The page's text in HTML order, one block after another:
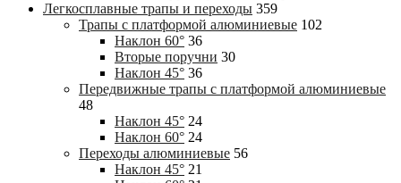
Легкосплавные трапы и переходы 359
Трапы с платформой алюминиевые 102
Наклон 60° 36
Вторые поручни 30
Наклон 45° 36
Передвижные трапы с платформой алюминиевые
48
Наклон 45° 24
Наклон 60° 24
Переходы алюминиевые 56
Наклон 45° 21